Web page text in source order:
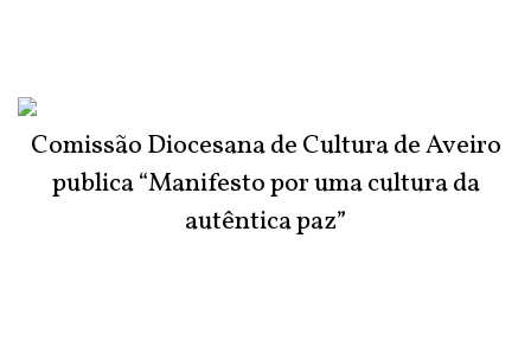
Comissão Diocesana de Cultura de Aveiro
publica “Manifesto por uma cultura da
autêntica paz”